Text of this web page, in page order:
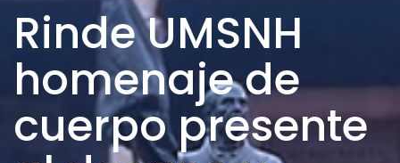
Rinde UMSNH
homenaje de
cuerpo presente